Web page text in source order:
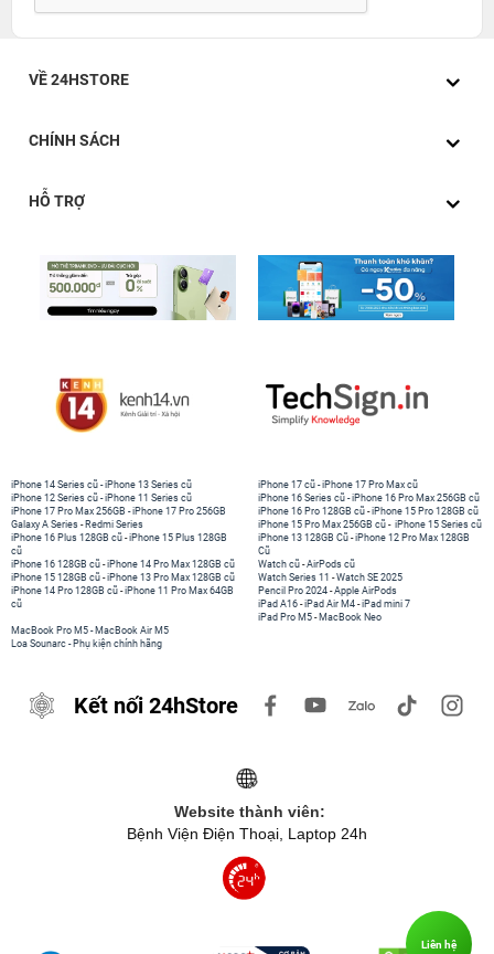
VỀ 24HSTORE
CHÍNH SÁCH
HỖ TRỢ
iPhone 14 Series cũ -iPhone 13 Series cũ
iPhone 12 Series cũ -iPhone 11 Series cũ
iPhone 17 Pro Max 256GB -iPhone 17 Pro 256GB
Galaxy A Series - Redmi Series
iPhone 17 cũ -iPhone 17 Pro Max cũ
iPhone 16 Series cũ - iPhone 16 Pro Max 256GB cũ
iPhone 16 Pro 128GB cũ -iPhone 15 Pro 128GB cũ
iPhone 15 Pro Max 256GB cũ - iPhone 15 Series cũ
iPhone 16 Plus 128GB cũ -iPhone 15 Plus 128GB
cũ
iPhone 16 128GB cũ -iPhone 14 Pro Max 128GB cũ
iPhone 15 128GB cũ -iPhone 13 Pro Max 128GB cũ
iPhone 14 Pro 128GB cũ -iPhone 11 Pro Max 64GB
cũ
iPhone 13 128GB Cũ -iPhone 12 Pro Max 128GB
Cũ
Watch cũ -AirPods cũ
Watch Series 11 -Watch SE 2025
Pencil Pro 2024 -Apple AirPods
iPad A16 -iPad Air M4 -iPad mini 7
iPad Pro M5 - MacBook Neo
MacBook Pro M5 - MacBook Air M5
Loa Sounarc - Phụ kiện chính hãng
Kết nối 24hStore
Website thành viên:
Bệnh Viện Điện Thoại, Laptop 24h
Liên hệ